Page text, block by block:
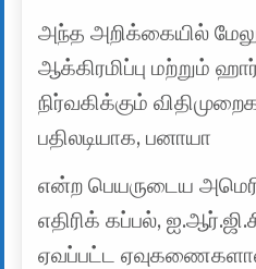
அந்த அறிக்கையில்
ஆக்கிரமிப்பு மற்றும்
நிர்வகிக்கும்
பதிலடியாக, பனாயா
என்ற பெயருடைய
எதிரிக் கப்பல்,
ஏவப்பட்ட